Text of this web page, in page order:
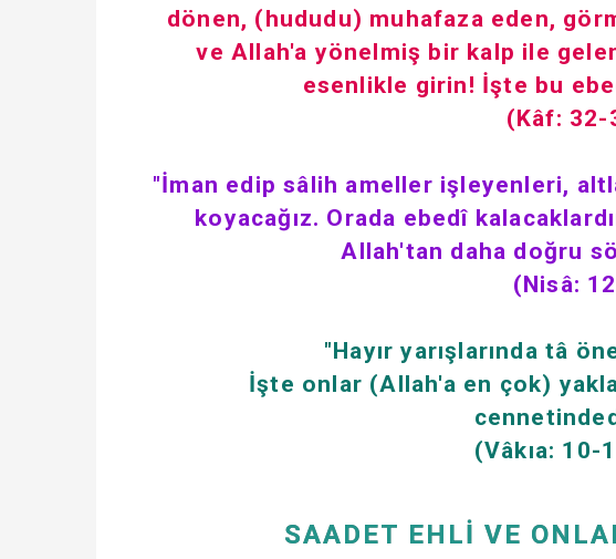
dönen, (hududu) muhafaza eden,
ve Allah'a yönelmiş bir kalp ile
esenlikle girin! İşte bu
(Kâf: 32-
"İman edip sâlih ameller işleyenleri,
koyacağız. Orada ebedî
Allah'tan daha doğru
(Nisâ:
"Hayır yarışlarında tâ
İşte onlar (Allah'a en çok)
(Vâkıa: 10-
SAADET EHLİ VE